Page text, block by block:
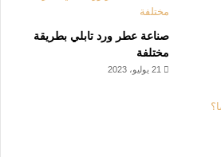
صناعة عطر ورد تابلي بطريقة
مختلفة
21 يوليو، 2023